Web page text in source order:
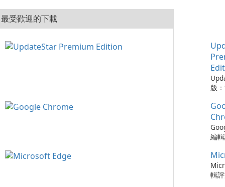
最受歡迎的下載
版
版
工
的
保
可
時
編
瀏
速
更
輯